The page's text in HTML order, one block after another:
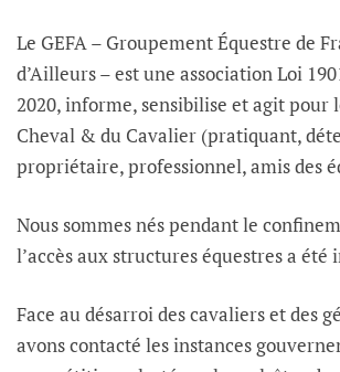
Le GEFA – Groupement Équestre de
d’Ailleurs – est une association Loi
2020, informe, sensibilise et agit pour
Cheval & du Cavalier (pratiquant,
propriétaire, professionnel, amis des
Nous sommes nés pendant le
l’accès aux structures équestres a été
Face au désarroi des cavaliers et des
avons contacté les instances